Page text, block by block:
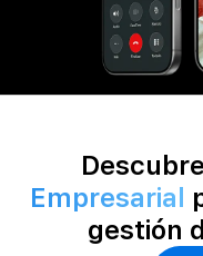
Empresarial
gestión